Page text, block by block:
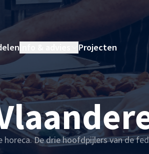
Projecten
De drie hoofdpijlers van de